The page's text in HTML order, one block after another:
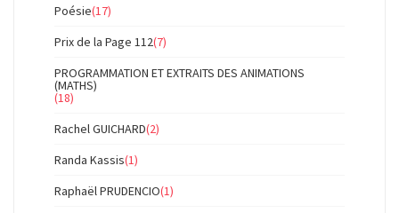
Poésie(17)
Prix de la Page 112(7)
PROGRAMMATION ET EXTRAITS DES ANIMATIONS
(MATHS)
(18)
Rachel GUICHARD(2)
Randa Kassis(1)
Raphaël PRUDENCIO(1)